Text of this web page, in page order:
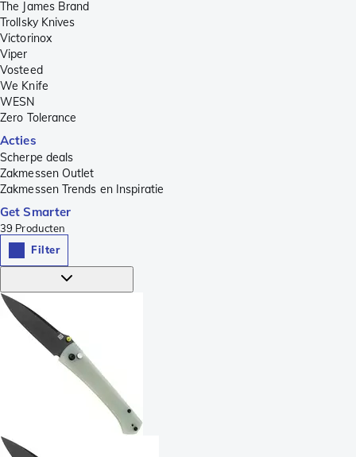
The James Brand
Trollsky Knives
Victorinox
Viper
Vosteed
We Knife
WESN
Zero Tolerance
Acties
Scherpe deals
Zakmessen Outlet
Zakmessen Trends en Inspiratie
Get Smarter
39 Producten
Filter